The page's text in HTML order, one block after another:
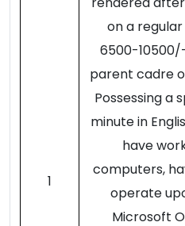
1
on a
6500-
parent cadre
Possessing a
minute in
have
computers,
operate
Microsoft